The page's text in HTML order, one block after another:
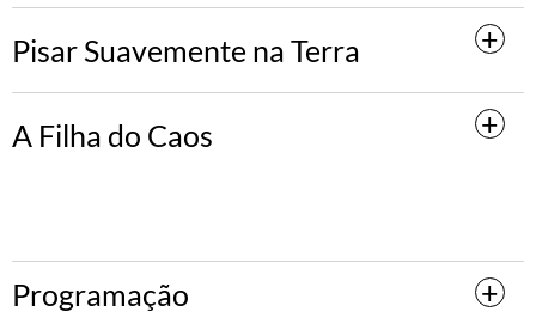
Pisar Suavemente na Terra
A Filha do Caos
Programação